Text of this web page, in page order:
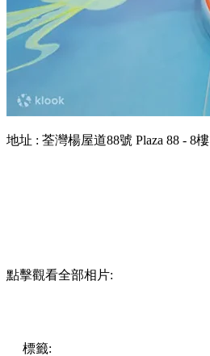
地址 : 荃灣楊屋道88號 Plaza 88 - 8樓
點擊觀看全部相片:
標籤: